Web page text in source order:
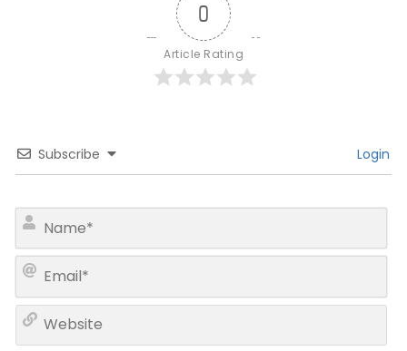
0
Article Rating
Subscribe Login
m
a
l